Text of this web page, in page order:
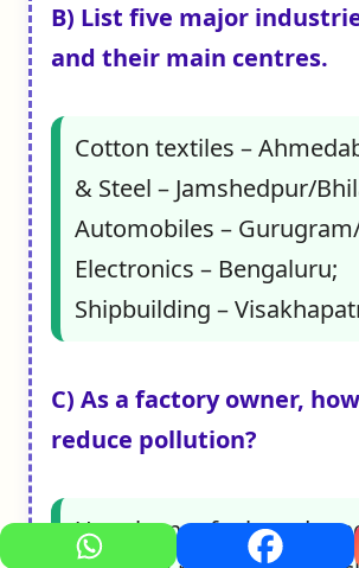
B) List five major
and their main centres.
Cotton textiles –
& Steel – Jamshedpur/
Automobiles –
Electronics – Bengaluru;
Shipbuilding –
C) As a factory owner,
reduce pollution?
Use cleaner fuels and